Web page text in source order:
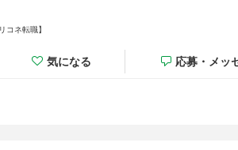
コネ転職】
気になる 応募・メッ